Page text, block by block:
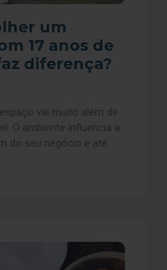
um
17 anos de
diferença?
vai muito além de
O ambiente influencia a
do seu negócio e até